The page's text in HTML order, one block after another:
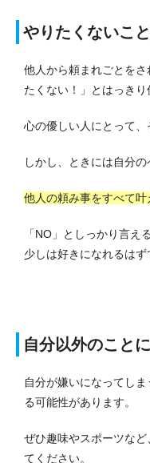
やりたくないこ
他人から頼まれごとを
たくない！」とはっきり
心の優しい人にとって、
しかし、ときには自分
他人の頼み事をすべて
「NO」としっかり言え
少しは好きになれるはず
自分以外のこと
自分が嫌いになってし
る可能性があります。
ぜひ趣味やスポーツな
てください。